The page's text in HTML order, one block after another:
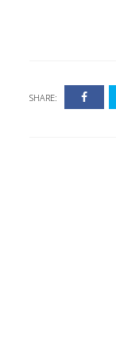
SHARE: